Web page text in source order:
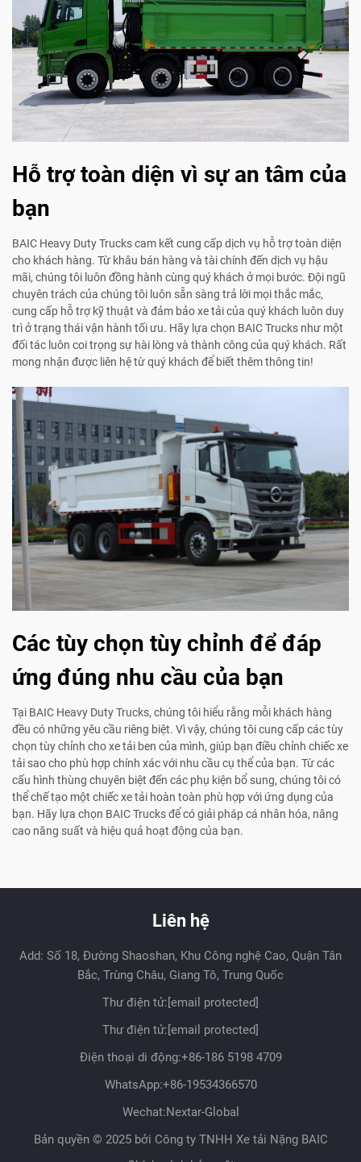
Hỗ trợ toàn diện vì sự an tâm của
bạn
BAIC Heavy Duty Trucks cam kết cung cấp dịch vụ hỗ trợ toàn diện
cho khách hàng. Từ khâu bán hàng và tài chính đến dịch vụ hậu
mãi, chúng tôi luôn đồng hành cùng quý khách ở mọi bước. Đội ngũ
chuyên trách của chúng tôi luôn sẵn sàng trả lời mọi thắc mắc,
cung cấp hỗ trợ kỹ thuật và đảm bảo xe tải của quý khách luôn duy
trì ở trạng thái vận hành tối ưu. Hãy lựa chọn BAIC Trucks như một
đối tác luôn coi trọng sự hài lòng và thành công của quý khách. Rất
mong nhận được liên hệ từ quý khách để biết thêm thông tin!
Các tùy chọn tùy chỉnh để đáp
ứng đúng nhu cầu của bạn
Tại BAIC Heavy Duty Trucks, chúng tôi hiểu rằng mỗi khách hàng
đều có những yêu cầu riêng biệt. Vì vậy, chúng tôi cung cấp các tùy
chọn tùy chỉnh cho xe tải ben của mình, giúp bạn điều chỉnh chiếc xe
tải sao cho phù hợp chính xác với nhu cầu cụ thể của bạn. Từ các
cấu hình thùng chuyên biệt đến các phụ kiện bổ sung, chúng tôi có
thể chế tạo một chiếc xe tải hoàn toàn phù hợp với ứng dụng của
bạn. Hãy lựa chọn BAIC Trucks để có giải pháp cá nhân hóa, nâng
cao năng suất và hiệu quả hoạt động của bạn.
Liên hệ
Add: Số 18, Đường Shaoshan, Khu Công nghệ Cao, Quận Tân
Bắc, Trùng Châu, Giang Tô, Trung Quốc
Thư điện tử:[email protected]
Thư điện tử:[email protected]
Điện thoại di động:+86-186 5198 4709
WhatsApp:+86-19534366570
Wechat:Nextar-Global
Bản quyền © 2025 bởi Công ty TNHH Xe tải Nặng BAIC